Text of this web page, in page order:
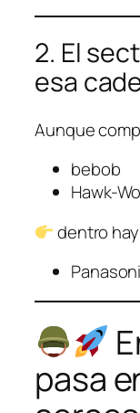
2. El
esa
Aunque
bebob
Hawk-
dentro
pasa